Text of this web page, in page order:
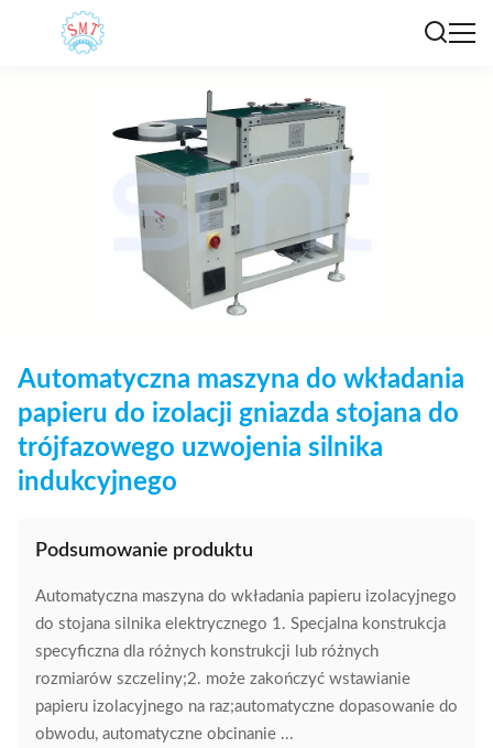
Automatyczna maszyna do wkładania
papieru do izolacji gniazda stojana do
trójfazowego uzwojenia silnika
indukcyjnego
Podsumowanie produktu
Automatyczna maszyna do wkładania papieru izolacyjnego
do stojana silnika elektrycznego 1. Specjalna konstrukcja
specyficzna dla różnych konstrukcji lub różnych
rozmiarów szczeliny;2. może zakończyć wstawianie
papieru izolacyjnego na raz;automatyczne dopasowanie do
obwodu, automatyczne obcinanie ...